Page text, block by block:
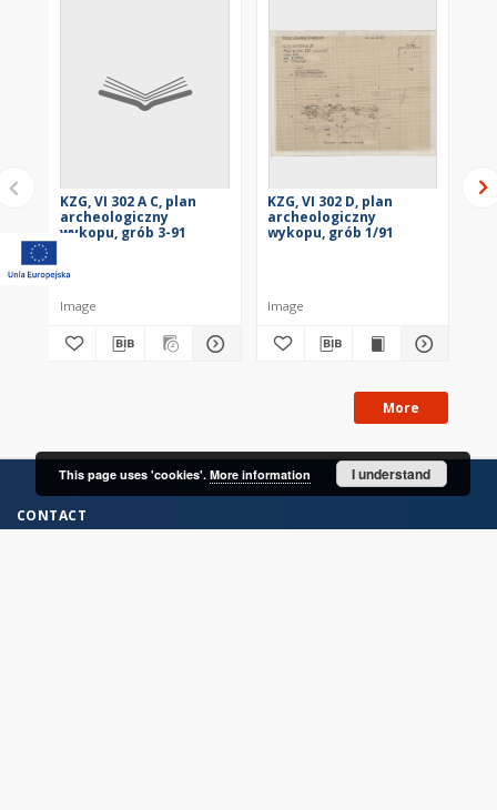
KZG, VI 302 A C, plan
archeologiczny
wykopu, grób 3-91
Image
KZG, VI 302 D, plan
archeologiczny
wykopu, grób 1/91
Image
More
CONTACT
This page uses 'cookies'. More information I understand